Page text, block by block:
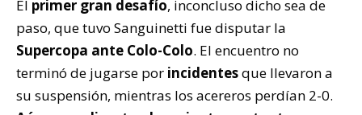
El primer gran desafío, inconcluso dicho sea de
paso, que tuvo Sanguinetti fue disputar la
Supercopa ante Colo-Colo. El encuentro no
terminó de jugarse por incidentesque llevaron a
su suspensión, mientras los acereros perdían 2-0.